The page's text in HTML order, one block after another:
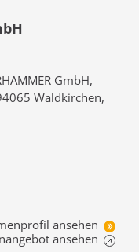
GmbH,
Waldkirchen,
ansehen
ansehen